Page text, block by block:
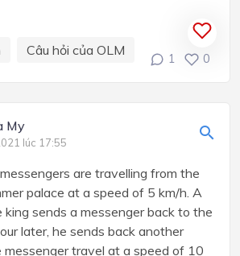
Câu hỏi của OLM
1 0
My
lúc 17:55
are travelling from the
palace at a speed of 5 km/h. A
sends a messenger back to the
later, he sends back another
messenger travel at a speed of 10